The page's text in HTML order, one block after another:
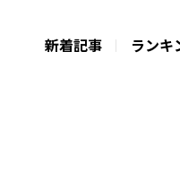
新着記事 ランキ